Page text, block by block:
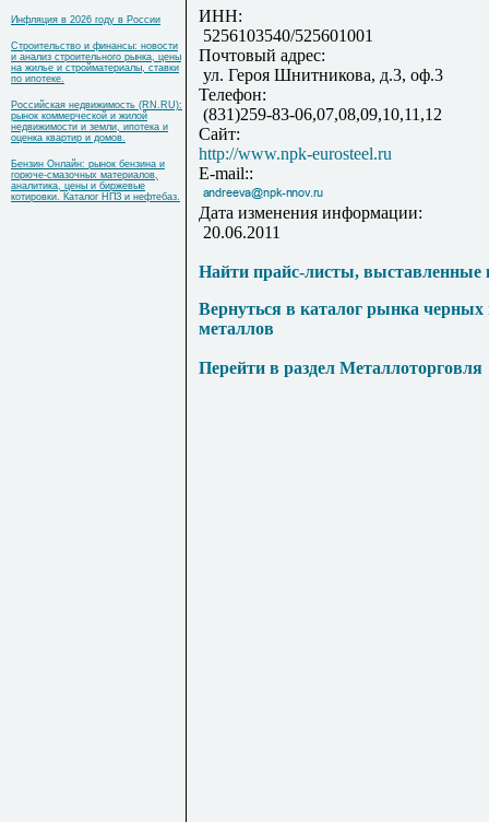
Инфляция в 2026 году в России
Строительство и финансы: новости
и анализ строительного рынка, цены
на жилье и стройматериалы, ставки
по ипотеке.
Российская недвижимость (RN.RU):
рынок коммерческой и жилой
недвижимости и земли, ипотека и
оценка квартир и домов.
Бензин Онлайн: рынок бензина и
горюче-смазочных материалов,
аналитика, цены и биржевые
котировки. Каталог НПЗ и нефтебаз.
ИНН:
5256103540/525601001
Почтовый адрес:
ул. Героя Шнитникова, д.3, оф.3
Телефон:
(831)259-83-06,07,08,09,10,11,12
Сайт:
http://www.npk-eurosteel.ru
E-mail::
Дата изменения информации:
20.06.2011
Найти прайс-листы, выставленные
Вернуться в каталог рынка
металлов
Перейти в раздел Металлоторговля